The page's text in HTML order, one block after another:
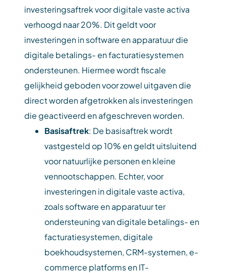
investeringsaftrek voor digitale vaste activa
verhoogd naar 20%. Dit geldt voor
investeringen in software en apparatuur die
digitale betalings- en facturatiesystemen
ondersteunen. Hiermee wordt fiscale
gelijkheid geboden voor zowel uitgaven die
direct worden afgetrokken als investeringen
die geactiveerd en afgeschreven worden.
Basisaftrek: De basisaftrek wordt
vastgesteld op 10% en geldt uitsluitend
voor natuurlijke personen en kleine
vennootschappen. Echter, voor
investeringen in digitale vaste activa,
zoals software en apparatuur ter
ondersteuning van digitale betalings- en
facturatiesystemen, digitale
boekhoudsystemen, CRM-systemen, e-
commerce platforms en IT-